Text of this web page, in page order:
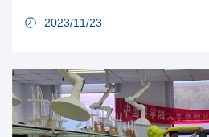
2023/11/23